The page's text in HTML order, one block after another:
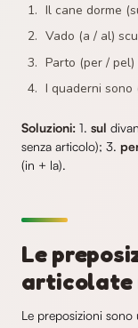
Il cane dorme
Vado (a / al)
Parto (per / pel)
I quaderni sono
Soluzioni: 1. sul
senza articolo); 3.
(in + la).
Le
articolate
Le preposizioni sono